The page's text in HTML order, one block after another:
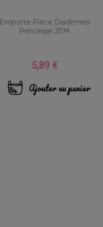
Emporte-Pièce Diadèmes
Princesse JEM
Prix
5,89 €
Ajouter au panier